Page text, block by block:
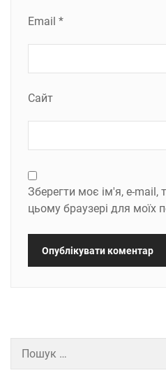
Email *
Сайт
Зберегти моє ім'я, e-mail,
цьому браузері для моїх